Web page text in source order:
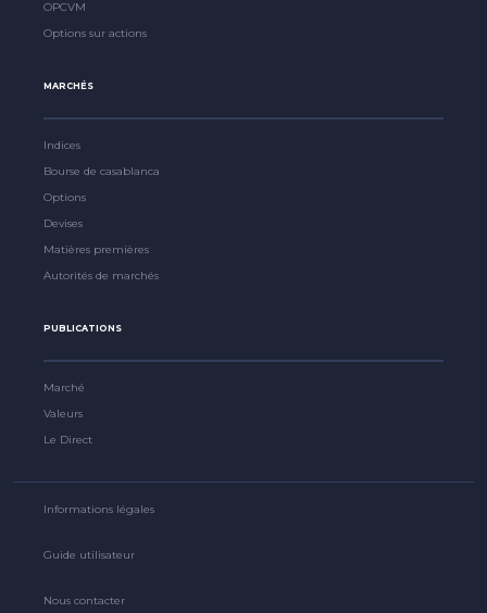
OPCVM
Options sur actions
MARCHÉS
Indices
Bourse de casablanca
Options
Devises
Matières premières
Autorités de marchés
PUBLICATIONS
Marché
Valeurs
Le Direct
Informations légales
Guide utilisateur
Nous contacter